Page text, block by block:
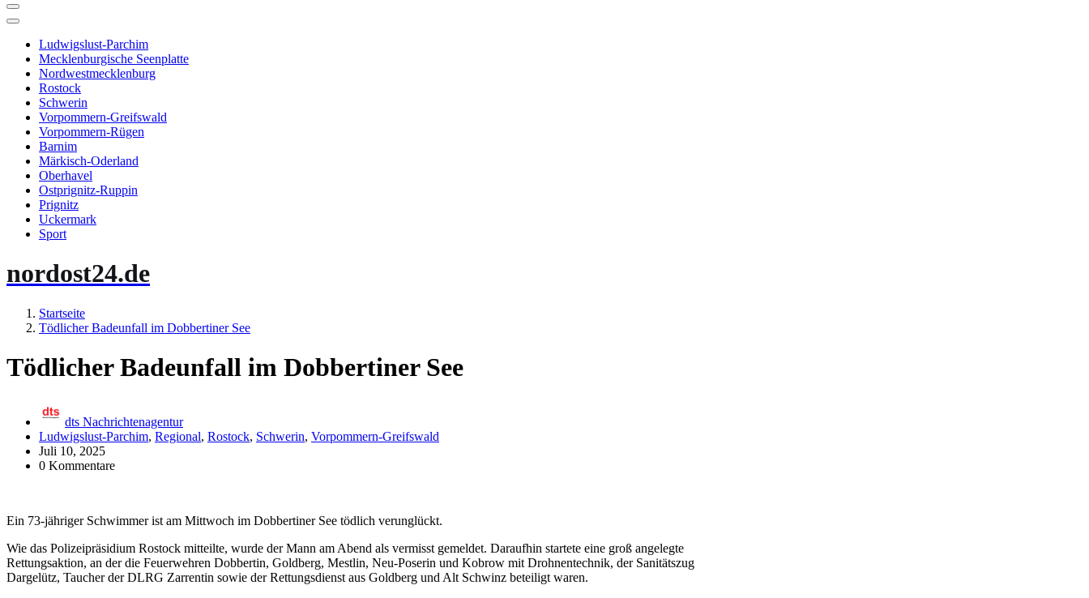
Ludwigslust-Parchim
Mecklenburgische Seenplatte
Nordwestmecklenburg
Rostock
Schwerin
Vorpommern-Greifswald
Vorpommern-Rügen
Barnim
Märkisch-Oderland
Oberhavel
Ostprignitz-Ruppin
Prignitz
Uckermark
Sport
nordost24.de
Startseite
Tödlicher Badeunfall im Dobbertiner See
Tödlicher Badeunfall im Dobbertiner See
dts Nachrichtenagentur
Ludwigslust-Parchim, Regional, Rostock, Schwerin, Vorpommern-Greifswald
Juli 10, 2025
0 Kommentare
Ein 73-jähriger Schwimmer ist am Mittwoch im Dobbertiner See tödlich verunglückt.
Wie das Polizeipräsidium Rostock mitteilte, wurde der Mann am Abend als vermisst gemeldet. Daraufhin startete eine groß angelegte
Rettungsaktion, an der die Feuerwehren Dobbertin, Goldberg, Mestlin, Neu-Poserin und Kobrow mit Drohnentechnik, der Sanitätszug
Dargelütz, Taucher der DLRG Zarrentin sowie der Rettungsdienst aus Goldberg und Alt Schwinz beteiligt waren.